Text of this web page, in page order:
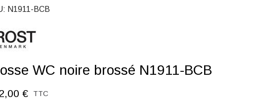
N1911-BCB
WC noire brossé N1911-BCB
€ TTC